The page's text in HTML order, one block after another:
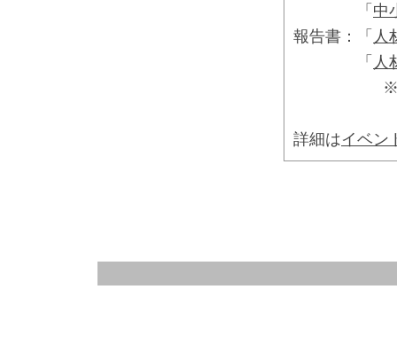
「 中
報告書：「 人
「 人
※実施後
詳細はイベン